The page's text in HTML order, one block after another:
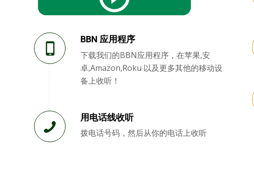
BBN 应用程序
下载我们的BBN应用程序，在苹果,安
卓,Amazon,Roku 以及更多其他的移动设
备上收听！
用电话线收听
拨电话号码，然后从你的电话上收听